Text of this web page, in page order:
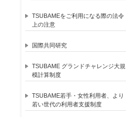
TSUBAMEをご利用になる際の法令
上の注意
国際共同研究
TSUBAME グランドチャレンジ大規
模計算制度
TSUBAME若手・女性利用者、より
若い世代の利用者支援制度